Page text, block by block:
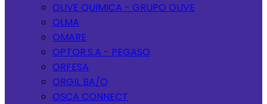
OLIVE QUIMICA - GRUPO OLIVE
OLMA
OMARE
OPTOR.S.A - PEGASO
ORFESA
ORGIL BA/O
OSCA CONNECT